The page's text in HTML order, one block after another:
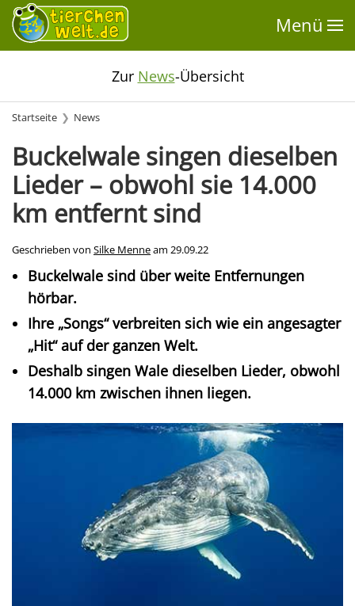
Menü
Zur News-Übersicht
Startseite News
Buckelwale singen dieselben
Lieder – obwohl sie 14.000
km entfernt sind
Geschrieben von Silke Menneam 29.09.22
Buckelwale sind über weite Entfernungen
hörbar.
Ihre „Songs“ verbreiten sich wie ein angesagter
„Hit“ auf der ganzen Welt.
Deshalb singen Wale dieselben Lieder, obwohl
14.000 km zwischen ihnen liegen.